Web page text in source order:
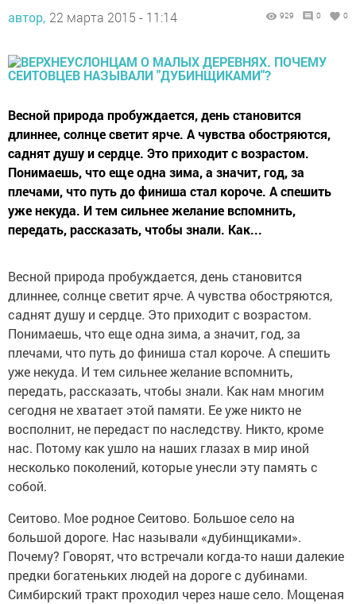
автор, 22 марта 2015 - 11:14 929 0 0
Весной природа пробуждается, день становится
длиннее, солнце светит ярче. А чувства обостряются,
саднят душу и сердце. Это приходит с возрастом.
Понимаешь, что еще одна зима, а значит, год, за
плечами, что путь до финиша стал короче. А спешить
уже некуда. И тем сильнее желание вспомнить,
передать, рассказать, чтобы знали. Как...
Весной природа пробуждается, день становится
длиннее, солнце светит ярче. А чувства обостряются,
саднят душу и сердце. Это приходит с возрастом.
Понимаешь, что еще одна зима, а значит, год, за
плечами, что путь до финиша стал короче. А спешить
уже некуда. И тем сильнее желание вспомнить,
передать, рассказать, чтобы знали. Как нам многим
сегодня не хватает этой памяти. Ее уже никто не
восполнит, не передаст по наследству. Никто, кроме
нас. Потому как ушло на наших глазах в мир иной
несколько поколений, которые унесли эту память с
собой.
Сеитово. Мое родное Сеитово. Большое село на
большой дороге. Нас называли «дубинщиками».
Почему? Говорят, что встречали когда-то наши далекие
предки богатеньких людей на дороге с дубинами.
Симбирский тракт проходил через наше село. Мощеная